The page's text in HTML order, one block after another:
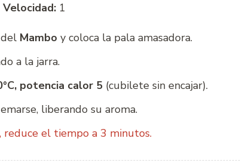
Velocidad: 1
Mambo y coloca la pala amasadora.
a la jarra.
potencia calor 5 (cubilete sin encajar).
liberando su aroma.
reduce el tiempo a 3 minutos.